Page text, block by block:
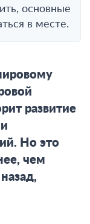
основные
в месте.
развитие
Но это
чем